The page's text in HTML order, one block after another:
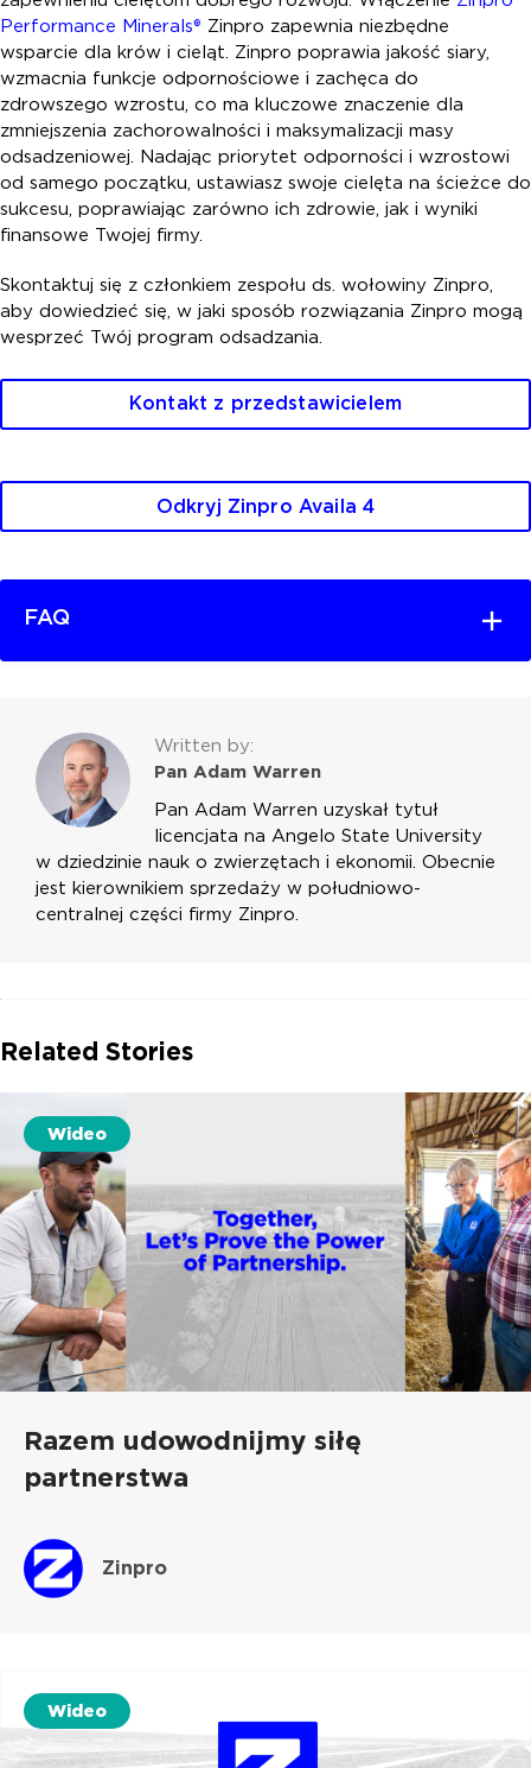
Performance Minerals® Zinpro zapewnia niezbędne
wsparcie dla krów i cieląt. Zinpro poprawia jakość siary,
wzmacnia funkcje odpornościowe i zachęca do
zdrowszego wzrostu, co ma kluczowe znaczenie dla
zmniejszenia zachorowalności i maksymalizacji masy
odsadzeniowej. Nadając priorytet odporności i wzrostowi
od samego początku, ustawiasz swoje cielęta na ścieżce do
sukcesu, poprawiając zarówno ich zdrowie, jak i wyniki
finansowe Twojej firmy.
Skontaktuj się z członkiem zespołu ds. wołowiny Zinpro,
aby dowiedzieć się, w jaki sposób rozwiązania Zinpro mogą
wesprzeć Twój program odsadzania.
Kontakt z przedstawicielem
Odkryj Zinpro Availa 4
FAQ
Written by:
Pan Adam Warren
Pan Adam Warren uzyskał tytuł
licencjata na Angelo State University
w dziedzinie nauk o zwierzętach i ekonomii. Obecnie
jest kierownikiem sprzedaży w południowo-
centralnej części firmy Zinpro.
Related Stories
Wideo
Razem udowodnijmy siłę
partnerstwa
Zinpro
Wideo